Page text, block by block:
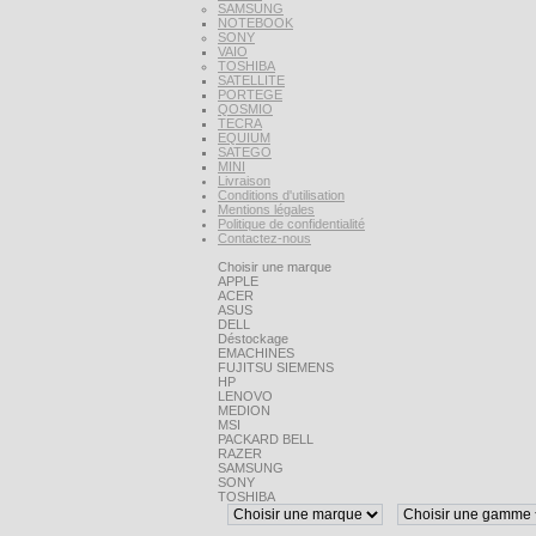
SAMSUNG
NOTEBOOK
SONY
VAIO
TOSHIBA
SATELLITE
PORTEGE
QOSMIO
TECRA
EQUIUM
SATEGO
MINI
Livraison
Conditions d'utilisation
Mentions légales
Politique de confidentialité
Contactez-nous
Choisir une marque
APPLE
ACER
ASUS
DELL
Déstockage
EMACHINES
FUJITSU SIEMENS
HP
LENOVO
MEDION
MSI
PACKARD BELL
RAZER
SAMSUNG
SONY
TOSHIBA